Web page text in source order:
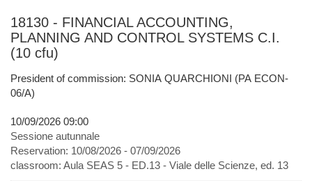
18130 - FINANCIAL ACCOUNTING,
PLANNING AND CONTROL SYSTEMS C.I.
(10 cfu)
President of commission: SONIA QUARCHIONI (PA ECON-
06/A)
10/09/2026 09:00
Sessione autunnale
Reservation: 10/08/2026 - 07/09/2026
classroom: Aula SEAS 5 - ED.13 - Viale delle Scienze, ed. 13